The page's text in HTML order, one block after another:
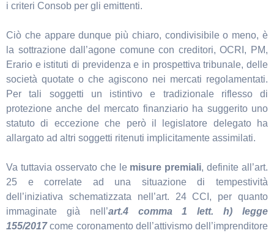
i criteri Consob per gli emittenti.
Ciò che appare dunque più chiaro, condivisibile o meno, è
la sottrazione dall’agone comune con creditori, OCRI, PM,
Erario e istituti di previdenza e in prospettiva tribunale, delle
società quotate o che agiscono nei mercati regolamentati.
Per tali soggetti un istintivo e tradizionale riflesso di
protezione anche del mercato finanziario ha suggerito uno
statuto di eccezione che però il legislatore delegato ha
allargato ad altri soggetti ritenuti implicitamente assimilati.
Va tuttavia osservato che le misure premiali, definite all’art.
25 e correlate ad una situazione di tempestività
dell’iniziativa schematizzata nell’art. 24 CCI, per quanto
immaginate già nell’art.4 comma 1 lett. h) legge
155/2017come coronamento dell’attivismo dell’imprenditore